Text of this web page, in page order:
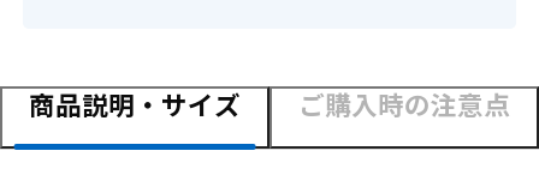
商品説明・サイズ ご購入時の注意点